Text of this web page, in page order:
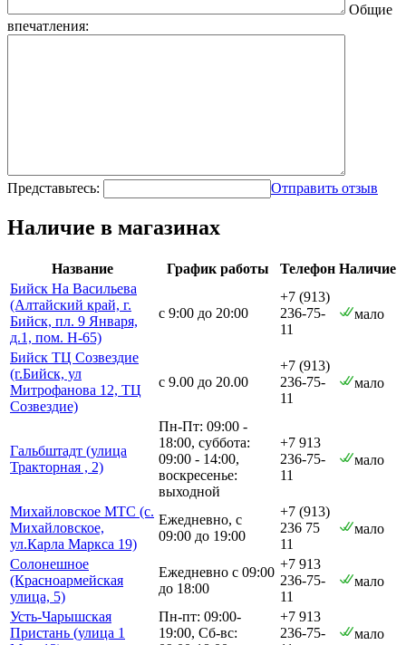
Общие
впечатления:
Представьтесь: Отправить отзыв
Наличие в магазинах
Название График работы Телефон Наличие
Бийск На Васильева
(Алтайский край, г.
Бийск, пл. 9 Января,
д.1, пом. Н-65)
с 9:00 до 20:00
+7 (913)
236-75-
11
мало
Бийск ТЦ Созвездие
(г.Бийск, ул
Митрофанова 12, ТЦ
Созвездие)
с 9.00 до 20.00
+7 (913)
236-75-
11
мало
Гальбштадт (улица
Тракторная , 2)
Пн-Пт: 09:00 -
18:00, суббота:
09:00 - 14:00,
воскресенье:
выходной
+7 913
236-75-
11
мало
Михайловское МТС (с.
Михайловское,
ул.Карла Маркса 19)
Ежедневно, с
09:00 до 19:00
+7 (913)
236 75
11
мало
Солонешное
(Красноармейская
улица, 5)
Ежедневно с 09:00
до 18:00
+7 913
236-75-
11
мало
Усть-Чарышская
Пристань (улица 1
Пн-пт: 09:00-
19:00, Сб-вс:
+7 913
236-75-
мало